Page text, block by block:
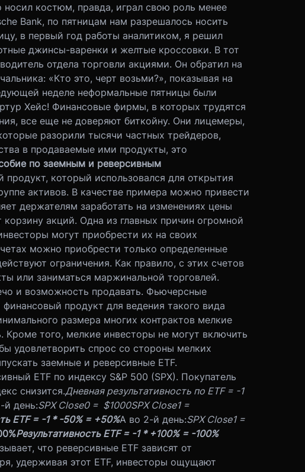
костюм, правда, играл свою роль менее
Bank, по пятницам нам разрешалось носить
в первый год работы аналитиком, я решил
джинсы-варенки и желтые кроссовки. В тот
отдела торговли акциями. Он обратил на
«Кто это, черт возьми?», показывая на
неделе неформальные пятницы были
Хейс! Финансовые фирмы, в которых трудятся
все еще не доверяют биткойну. Они лицемеры,
разорили тысячи частных трейдеров,
в продаваемые ими продукты, это
по заемным и реверсивным
который использовался для открытия
активов. В качестве примера можно привести
держателям заработать на изменениях цены
корзину акций. Одна из главных причин огромной
могут приобрести их на своих
можно приобрести только определенные
ограничения. Как правило, с этих счетов
или заниматься маржинальной торговлей.
и возможность продавать. Фьючерсные
продукт для ведения такого вида
размера многих контрактов мелкие
Кроме того, мелкие инвесторы не могут включить
удовлетворить спрос со стороны мелких
заемные и реверсивные ETF.
ETF по индексу S&P 500 (SPX). Покупатель
снизится.Дневная результативность по ETF = -1
й день:SPX Close0 = $1000SPX Close1 =
ETF = -1 * -50% = +50%А во 2-й день:SPX Close1 =
Результативность ETF = -1 * +100% = -100%
что реверсивные ETF зависят от
удерживая этот ETF, инвесторы ощущают